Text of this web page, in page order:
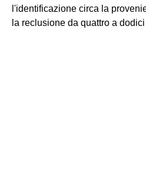
l'identificazione circa la
la reclusione da quattro a dodici